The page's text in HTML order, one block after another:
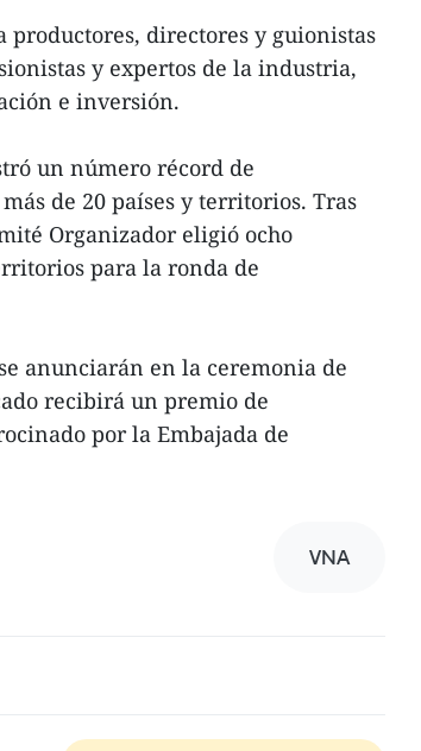
productores, directores y guionistas
y expertos de la industria,
e inversión.
un número récord de
de 20 países y territorios. Tras
Organizador eligió ocho
para la ronda de
anunciarán en la ceremonia de
recibirá un premio de
por la Embajada de
VNA